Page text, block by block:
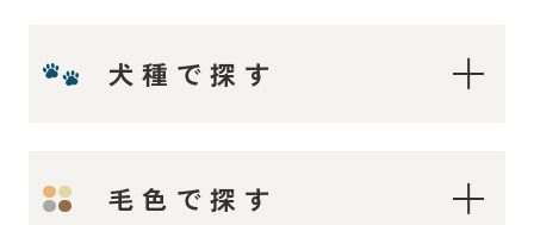
犬種で探す
ティーカッププードル
毛色で探す